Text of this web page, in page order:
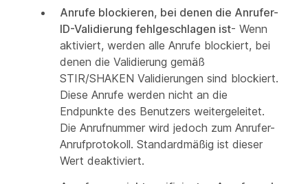
Anrufe blockieren, bei denen die Anrufer-
ID-Validierung fehlgeschlagen ist- Wenn
aktiviert, werden alle Anrufe blockiert, bei
denen die Validierung gemäß
STIR/SHAKEN Validierungen sind blockiert.
Diese Anrufe werden nicht an die
Endpunkte des Benutzers weitergeleitet.
Die Anrufnummer wird jedoch zum Anrufer-
Anrufprotokoll. Standardmäßig ist dieser
Wert deaktiviert.